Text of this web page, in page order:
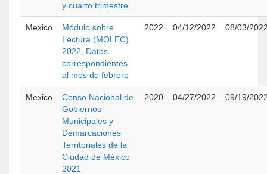
y cuarto trimestre.
Mexico
Módulo sobre
Lectura (MOLEC)
2022, Datos
correspondientes
al mes de febrero
2022 04/12/2022 08/03/
Mexico
Censo Nacional de
Gobiernos
Municipales y
Demarcaciones
Territoriales de la
Ciudad de México
2021
2020 04/27/2022 09/19/